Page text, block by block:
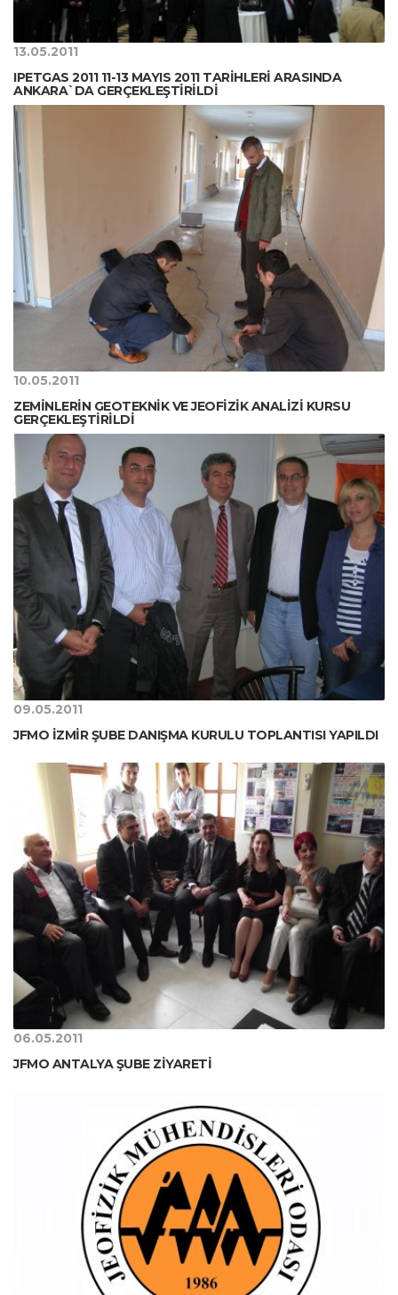
13.05.2011
IPETGAS 2011 11-13 MAYIS 2011 TARİHLERİ ARASINDA
ANKARA`DA GERÇEKLEŞTİRİLDİ
10.05.2011
ZEMİNLERİN GEOTEKNİK VE JEOFİZİK ANALİZİ KURSU
GERÇEKLEŞTİRİLDİ
09.05.2011
JFMO İZMİR ŞUBE DANIŞMA KURULU TOPLANTISI YAPILDI
06.05.2011
JFMO ANTALYA ŞUBE ZİYARETİ